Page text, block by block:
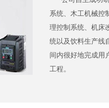
系统、木工机械控
理控制系统、机床
统以及饮料生产线
间内很好地完成用
工程。